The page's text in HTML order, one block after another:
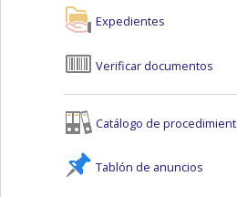
Expedientes
Verificar documentos
Catálogo de
Tablón de anuncios